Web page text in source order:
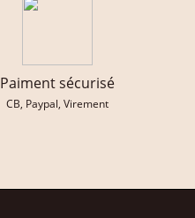
Paiment sécurisé
CB, Paypal, Virement